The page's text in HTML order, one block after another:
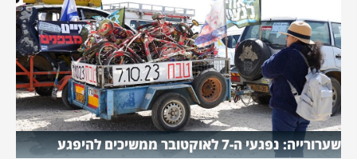
שערורייה: נפגעי ה-7 לאוקטובר ממשיכים להיפגע